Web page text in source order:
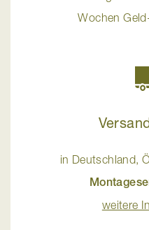
Wochen
in Deutschland,
weitere